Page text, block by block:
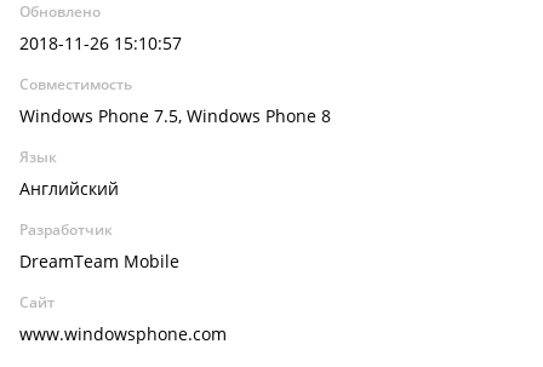
Обновлено
2018-11-26 15:10:57
Совместимость
Windows Phone 7.5, Windows Phone 8
Язык
Английский
Разработчик
DreamTeam Mobile
Сайт
www.windowsphone.com